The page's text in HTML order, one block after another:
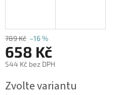
789 Kč –16 %
658 Kč
544 Kč bez DPH
cena:
Zvolte variantu